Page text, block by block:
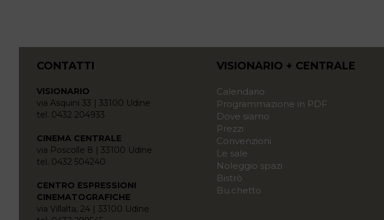
CONTATTI
VISIONARIO
via Asquini 33 | 33100 Udine
tel. 0432 204933
CINEMA CENTRALE
via Poscolle 8 | 33100 Udine
tel. 0432 504240
CENTRO ESPRESSIONI
CINEMATOGRAFICHE
via Villalta, 24 | 33100 Udine
VISIONARIO + CENTRALE
Calendario
Programmazione in PDF
Dove siamo
Prezzi
Convenzioni
Le sale
Noleggio spazi
Bistrò
Bu.chetto